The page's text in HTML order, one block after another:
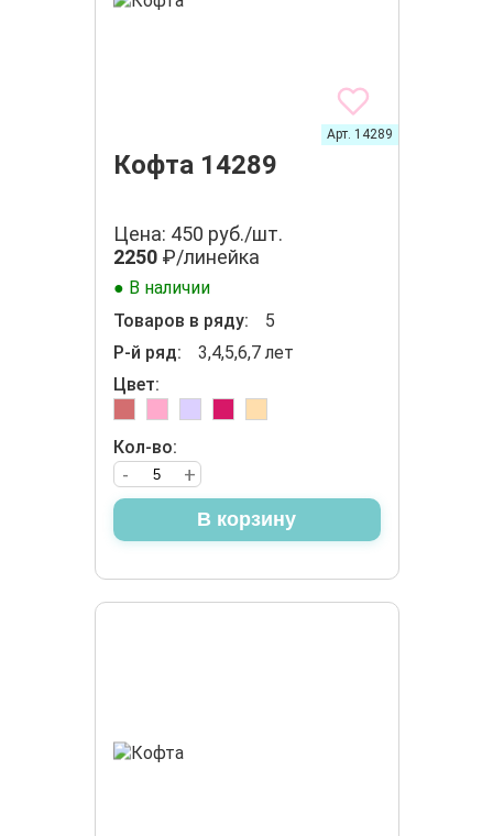
Кофта 14289
Арт. 14289
Цена: 450 руб./шт.
2250₽/линейка
● В наличии
Товаров в ряду:
5
Р-й ряд:
3,4,5,6,7 лет
Цвет:
Кол-во:
+
-
В корзину